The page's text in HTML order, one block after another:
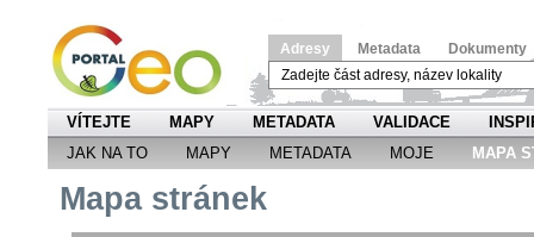
Adresy Metadata Dokumenty
VÍTEJTE MAPY METADATA VALIDACE
JAK NA TO
MAPY METADATA MOJE MAPA
Mapa stránek